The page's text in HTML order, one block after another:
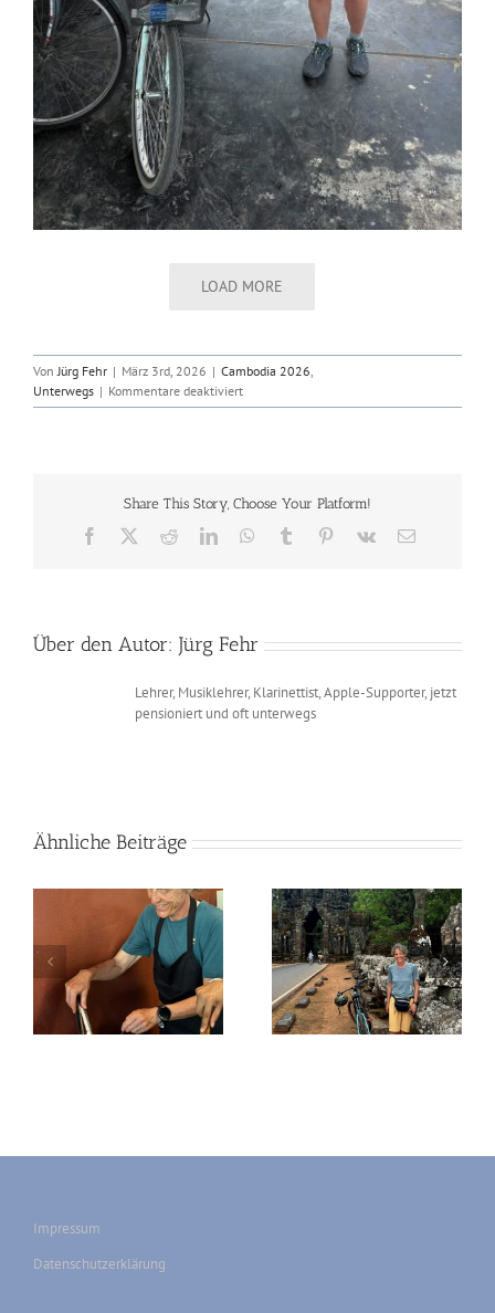
LOAD MORE
VonJürg Fehr | März 3rd, 2026 | Cambodia 2026,
Unterwegs | Kommentare deaktiviertfür
2026-
Share This Story, Choose Your Platform!
Facebook RedditLinkedInWhatsApp
Tumblr Pinterest
Vk
E-
Über den Autor: Jürg Fehr
Lehrer, Musiklehrer, Klarinettist, Apple-Supporter, jetzt
pensioniert und oft unterwegs
Ähnliche Beiträge
2026-03-06 Siem
Reap
2026-03-05 Siem
Reap
Impressum
Datenschutzerklärung